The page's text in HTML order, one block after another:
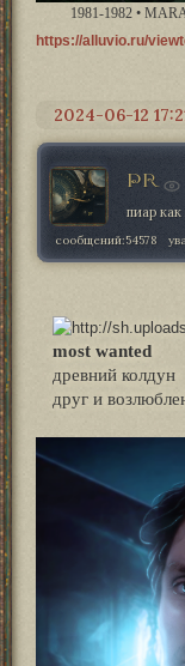
1981-1982 •
https://alluvio.ru/
2024-06-12
PR
пиар как
сообщений:54578
most wanted
древний колдун
друг и